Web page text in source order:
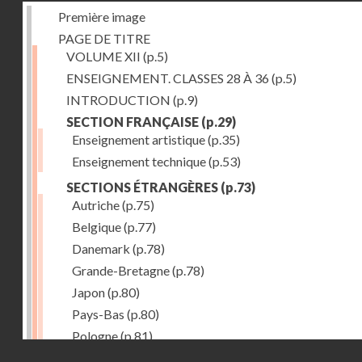
Première image
PAGE DE TITRE
VOLUME XII (p.5)
ENSEIGNEMENT. CLASSES 28 À 36 (p.5)
INTRODUCTION (p.9)
SECTION FRANÇAISE (p.29)
Enseignement artistique(p.35)
Enseignement technique(p.53)
SECTIONS ÉTRANGÈRES (p.73)
Autriche(p.75)
Belgique(p.77)
Danemark (p.78)
Grande-Bretagne(p.78)
Japon(p.80)
Pays-Bas (p.80)
Pologne(p.81)